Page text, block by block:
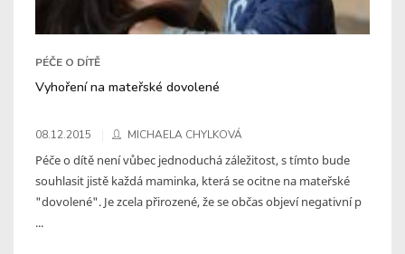
PÉČE O DÍTĚ
Vyhoření na mateřské dovolené
08.12.2015 MICHAELA CHYLKOVÁ
Péče o dítě není vůbec jednoduchá záležitost, s tímto bude
souhlasit jistě každá maminka, která se ocitne na mateřské
"dovolené". Je zcela přirozené, že se občas objeví negativní p
...